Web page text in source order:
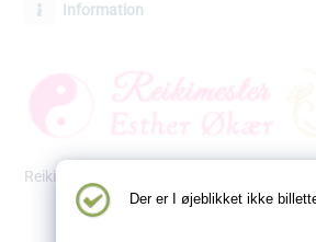
Information
Reiki kursus 1 - Lær at heale dig selv og
Der er I øjeblikket ikke